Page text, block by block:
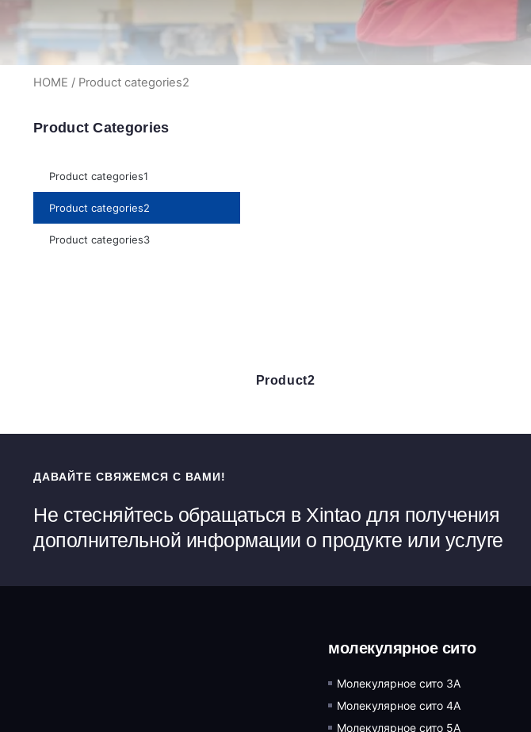
HOME / Product categories2
Product Categories
Product categories1
Product categories2
Product categories3
Product2
ДАВАЙТЕ СВЯЖЕМСЯ С ВАМИ!
Не стесняйтесь обращаться в Xintao для получения
дополнительной информации о продукте или услуге
молекулярное сито
Молекулярное сито 3A
Молекулярное сито 4A
Молекулярное сито 5A